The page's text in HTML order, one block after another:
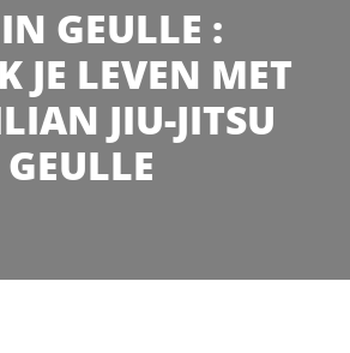
IN GEULLE :
JE LEVEN MET
JIU-JITSU
GEULLE